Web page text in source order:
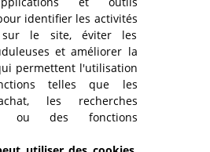
identifier les activités
sur le site, éviter les
et améliorer la
permettent l'utilisation
telles que les
les recherches
ou des fonctions